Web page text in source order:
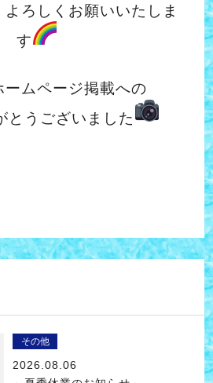
ろしくお願いいたしま
す
ームページ掲載への
とうございました
その他
2026.08.06